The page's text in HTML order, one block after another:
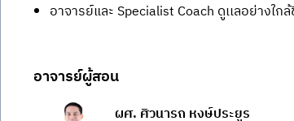
อาจารย์และ Specialist Coach ดูเเลอย่างใก
อาจารย์ผู้สอน
ผศ. ศิวนารถ หงษ์ประยูร